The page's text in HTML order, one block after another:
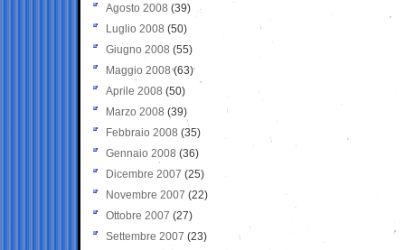
Agosto 2008 (39)
Luglio 2008 (50)
Giugno 2008 (55)
Maggio 2008(63)
Aprile 2008 (50)
Marzo 2008 (39)
Febbraio 2008 (35)
Gennaio 2008 (36)
Dicembre 2007 (25)
Novembre 2007 (22)
Ottobre 2007 (27)
Settembre 2007 (23)